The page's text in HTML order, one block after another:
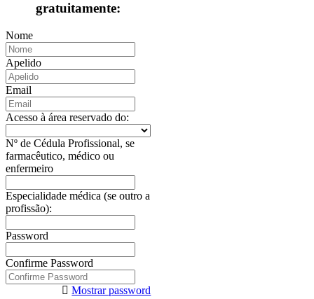
gratuitamente:
Nome
Apelido
Email
Acesso à área reservado do:
Nº de Cédula Profissional, se
farmacêutico, médico ou
enfermeiro
Especialidade médica (se outro a
profissão):
Password
Confirme Password
Mostrar password